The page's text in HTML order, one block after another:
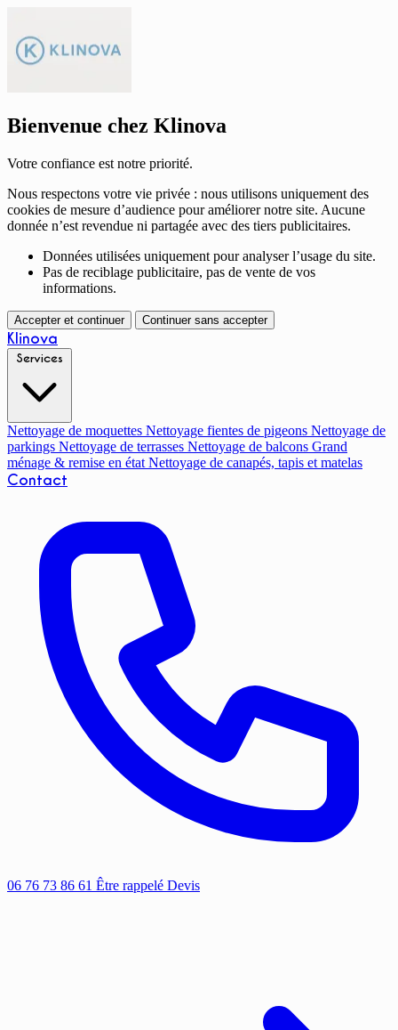
Bienvenue chez Klinova
Votre confiance est notre priorité.
Nous respectons votre vie privée : nous utilisons uniquement des
cookies de mesure d’audience pour améliorer notre site. Aucune
donnée n’est revendue ni partagée avec des tiers publicitaires.
Données utilisées uniquement pour analyser l’usage du site.
Pas de reciblage publicitaire, pas de vente de vos
informations.
Accepter et continuer Continuer sans accepter
Klinova
Nettoyage de moquettes Nettoyage fientes de pigeons Nettoyage de
parkings Nettoyage de terrasses Nettoyage de balcons Grand
ménage & remise en état Nettoyage de canapés, tapis et matelas
Contact
06 76 73 86 61 Être rappelé Devis